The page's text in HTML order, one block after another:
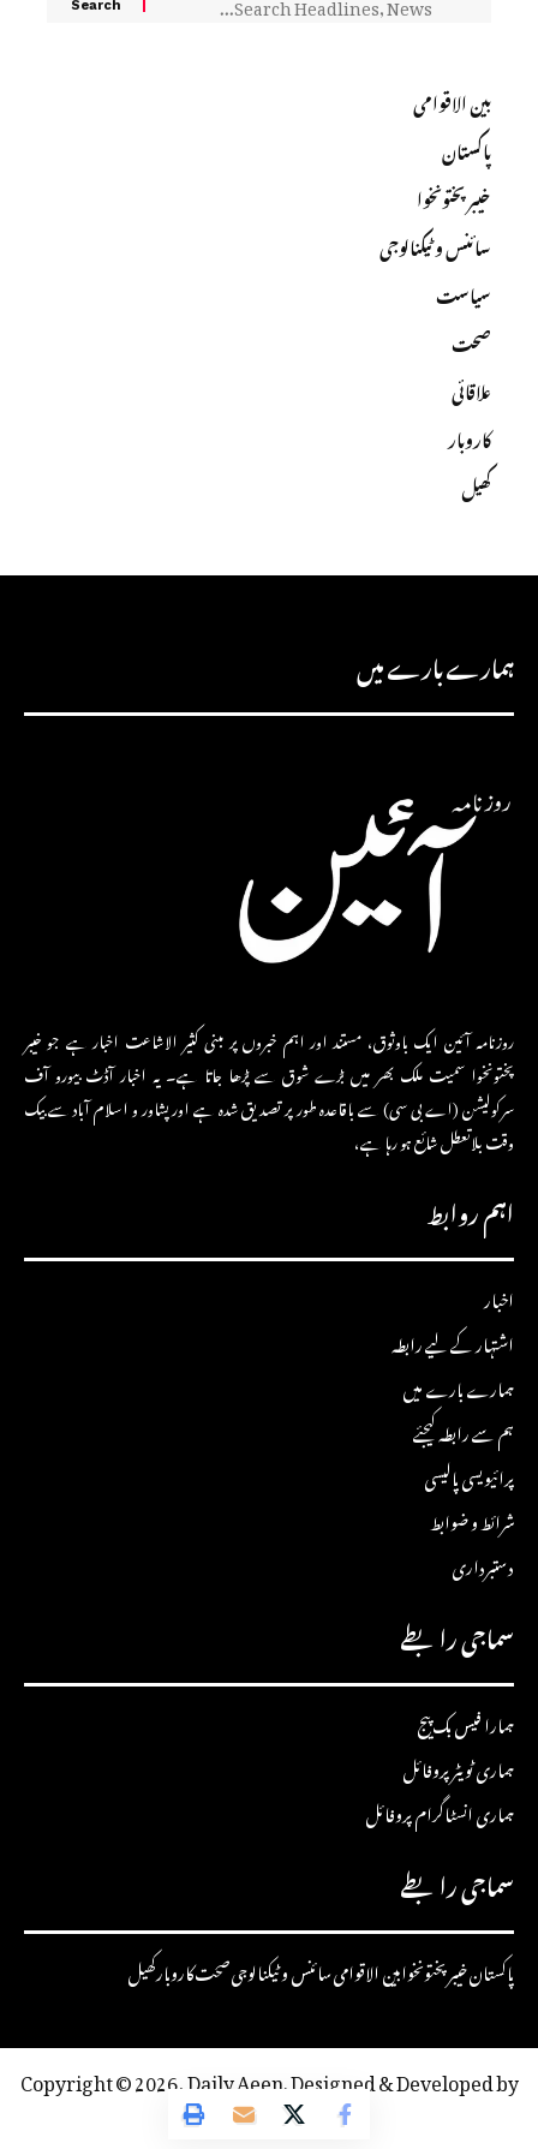
بین الاقوامی
پاکستان
خیبرپختونخوا
سائنس و ٹیکنالوجی
سیاست
صحت
علاقائی
کاروبار
کھیل
ہمارے بارے میں
روزنامہ آئین ایک باوثوق، مستند اور اہم خبروں پر مبنی کثیر الاشاعت اخبار ہے جو خیبر
پختونخوا سمیت ملک بھر میں بڑے شوق سے پڑھا جاتا ہے۔ یہ اخبار آڈٹ بیورو آف
سرکولیشن (اے بی سی) سے باقاعدہ طور پر تصدیق شدہ ہے اور پشاور و اسلام آباد سے بیک
وقت بلاتعطل شائع ہو رہا ہے،
اہم روابط
اخبار
اشتہار کے لیے رابطہ
ہمارے بارے میں
ہم سے رابطہ کیجئے
پرائیویسی پالیسی
شرائط و ضوابط
دستبرداری
سماجی رابطے
ہمارا فیس بک پیج
ہماری ٹویٹر پروفائل
ہماری انسٹاگرام پروفائل
سماجی رابطے
پاکستانخیبرپختونخوابین الاقوامیسائنس و ٹیکنالوجیصحتکاروبارکھیل
Copyright © 2026, Daily Aeen. Designed & Developed by
Pixel Pro